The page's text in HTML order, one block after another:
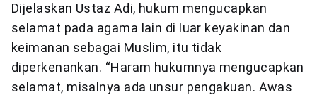
Dijelaskan Ustaz Adi, hukum mengucapkan
selamat pada agama lain di luar keyakinan dan
keimanan sebagai Muslim, itu tidak
diperkenankan. “Haram hukumnya mengucapkan
selamat, misalnya ada unsur pengakuan. Awas